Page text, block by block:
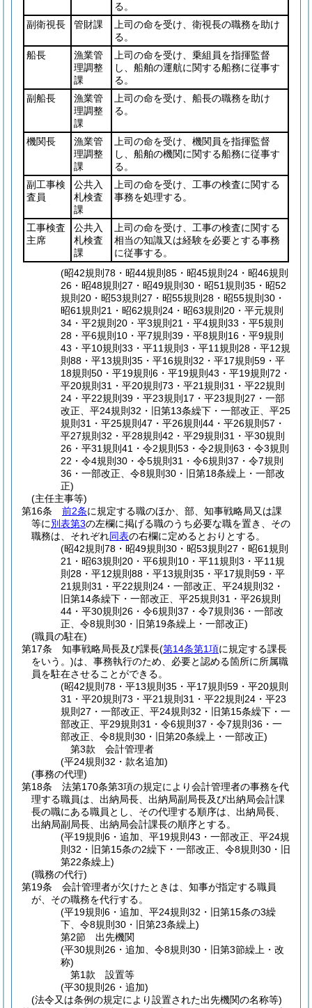
る。
副衛視長
管財課
上司の命を受け、衛視長の職務を助け
る。
船長
漁業管
理調整
課
上司の命を受け、乗組員を指揮監督
し、船舶の運航に関する船務に従事す
る。
副船長
漁業管
理調整
課
上司の命を受け、船長の職務を助け
る。
機関長
漁業管
理調整
課
上司の命を受け、機関員を指揮監督
し、船舶の機関に関する船務に従事す
る。
副工事検
査員
公共入
札検査
課
上司の命を受け、工事の検査に関する
事務を処理する。
工事検査
主席
公共入
札検査
課
上司の命を受け、工事の検査に関する
相当の知識又は経験を必要とする事務
に従事する。
(昭42規則78・昭44規則85・昭45規則24・昭46規則
26・昭48規則27・昭49規則30・昭51規則35・昭52
規則20・昭53規則27・昭55規則28・昭55規則30・
昭61規則21・昭62規則24・昭63規則20・平元規則
34・平2規則20・平3規則21・平4規則33・平5規則
28・平6規則10・平7規則39・平8規則16・平9規則
43・平10規則33・平11規則3・平11規則28・平12規
則88・平13規則35・平16規則32・平17規則59・平
18規則50・平19規則6・平19規則43・平19規則72・
平20規則31・平20規則73・平21規則31・平22規則
24・平22規則39・平23規則17・平23規則27・一部
改正、平24規則32・旧第13条繰下・一部改正、平25
規則31・平25規則47・平26規則44・平26規則57・
平27規則32・平28規則42・平29規則31・平30規則
26・平31規則41・令2規則53・令2規則63・令3規則
22・令4規則30・令5規則31・令6規則37・令7規則
36・一部改正、令8規則30・旧第18条繰上・一部改
正)
(主任主事等)
第16条
前2条に規定する職のほか、部、知事戦略局又は課
等に別表第3の左欄に掲げる職のうち必要な職を置き、その
職務は、それぞれ同表の右欄に定めるとおりとする。
(昭42規則78・昭49規則30・昭53規則27・昭61規則
21・昭63規則20・平6規則10・平11規則3・平11規
則28・平12規則88・平13規則35・平17規則59・平
21規則31・平22規則24・一部改正、平24規則32・
旧第14条繰下・一部改正、平25規則31・平26規則
44・平30規則26・令6規則37・令7規則36・一部改
正、令8規則30・旧第19条繰上・一部改正)
(職員の駐在)
第17条
知事戦略局長及び課長(第14条第1項に規定する課長
をいう。)は、事務執行のため、必要と認める箇所に所属職
員を駐在させることができる。
(昭42規則78・平13規則35・平17規則59・平20規則
31・平20規則73・平21規則31・平22規則24・平23
規則27・一部改正、平24規則32・旧第15条繰下・一
部改正、平29規則31・令6規則37・令7規則36・一
部改正、令8規則30・旧第20条繰上・一部改正)
第3款
会計管理者
(平24規則32・款名追加)
(事務の代理)
第18条
法第170条第3項の規定により会計管理者の事務を代
理する職員は、出納局長、出納局副局長及び出納局会計課
長の職にある職員とし、その代理する順序は、出納局長、
出納局副局長、出納局会計課長の順序とする。
(平19規則6・追加、平19規則43・一部改正、平24規
則32・旧第15条の2繰下・一部改正、令8規則30・旧
第22条繰上)
(職務の代行)
第19条
会計管理者が欠けたときは、知事が指定する職員
が、その職務を代行する。
(平19規則6・追加、平24規則32・旧第15条の3繰
下、令8規則30・旧第23条繰上)
第2節
出先機関
(平30規則26・追加、令8規則30・旧第3節繰上・改
称)
第1款
設置等
(平30規則26・追加)
(法令又は条例の規定により設置された出先機関の名称等)